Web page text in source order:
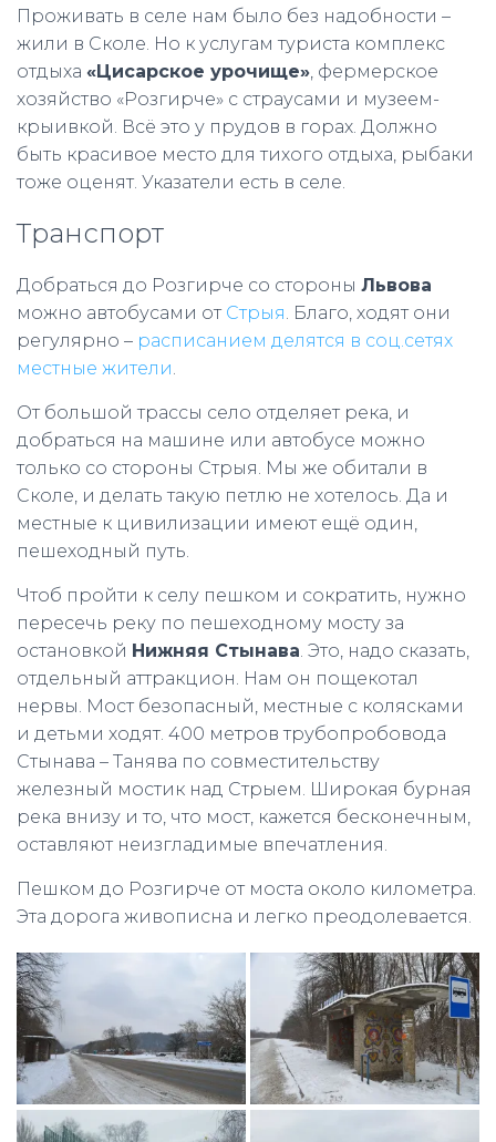
Проживать в селе нам было без надобности –
жили в Сколе. Но к услугам туриста комплекс
отдыха «Цисарское урочище» , фермерское
хозяйство «Розгирче» с страусами и музеем-
крыивкой. Всё это у прудов в горах. Должно
быть красивое место для тихого отдыха, рыбаки
тоже оценят. Указатели есть в селе.
Транспорт
Добраться до Розгирче со стороны Львова
можно автобусами от Стрыя . Благо, ходят они
регулярно – расписанием делятся в соц.сетях
местные жители
От большой трассы село отделяет река, и
добраться на машине или автобусе можно
только со стороны Стрыя. Мы же обитали в
Сколе, и делать такую петлю не хотелось. Да и
местные к цивилизации имеют ещё один,
пешеходный путь.
Чтоб пройти к селу пешком и сократить, нужно
пересечь реку по пешеходному мосту за
остановкой Нижняя Стынава . Это, надо сказать,
отдельный аттракцион. Нам он пощекотал
нервы. Мост безопасный, местные с колясками
и детьми ходят. 400 метров трубопробовода
Стынава – Танява по совместительству
железный мостик над Стрыем. Широкая бурная
река внизу и то, что мост, кажется бесконечным,
оставляют неизгладимые впечатления.
Пешком до Розгирче от моста около километра.
Эта дорога живописна и легко преодолевается.